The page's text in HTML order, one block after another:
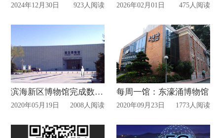
2024年12月30日 923人阅读 2026年02月01日 475人阅读
滨海新区博物馆完成数字化工程
2020年05月19日 2008人阅读
每周一馆：东濠涌博物馆
2020年09月23日 1773人阅读